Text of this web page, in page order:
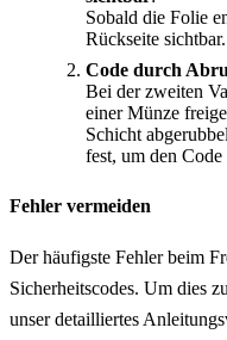
Sobald die Folie
Rückseite sichtbar.
Code durch
Bei der zweiten
einer Münze
Schicht
fest, um den
Fehler vermeiden
Der häufigste Fehler beim
Sicherheitscodes. Um dies
unser detailliertes